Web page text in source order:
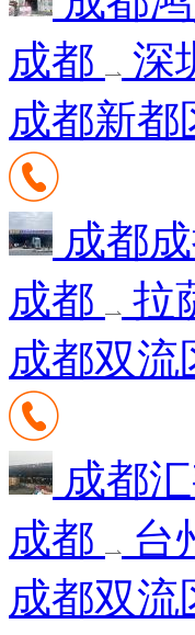
成都
深
成都新都
成都
成都
拉
成都双流
成都
成都
台
成都双流